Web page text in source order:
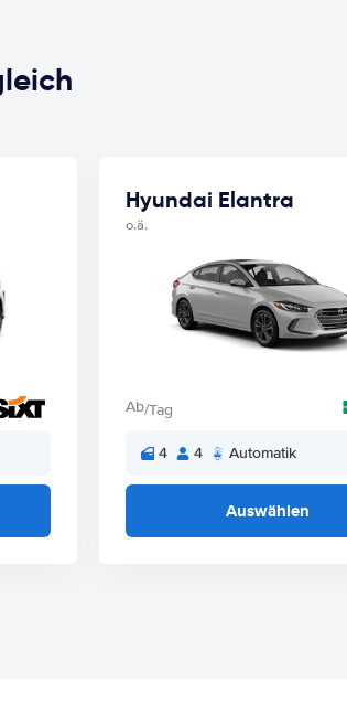
Hyundai Elantra
o.ä.
Ab/Tag
4 4 Automatik
Auswählen